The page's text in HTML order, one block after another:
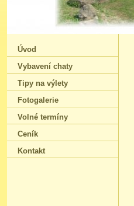
Úvod
Vybavení chaty
Tipy na výlety
Fotogalerie
Volné termíny
Ceník
Kontakt